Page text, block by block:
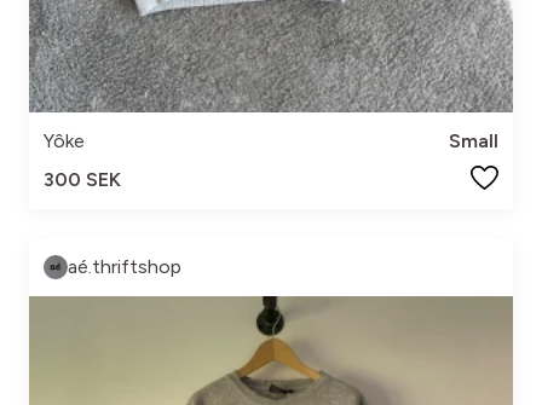
Yôke
Small
300 SEK
aé.thriftshop